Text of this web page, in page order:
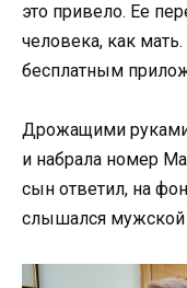
это привело. Ее
человека, как
бесплатным
Дрожащими руками
и набрала номер
сын ответил, на
слышался мужской